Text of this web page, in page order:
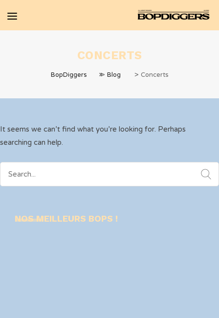
CONCERTS
BopDiggers > Blog > Concerts
It seems we can’t find what you’re looking for. Perhaps
searching can help.
NOS MEILLEURS BOPS !